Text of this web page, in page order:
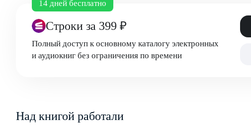
14 дней бесплатно
Строки за 399 ₽
Полный доступ к основному каталогу электронных
и аудиокниг без ограничения по времени
Над книгой работали